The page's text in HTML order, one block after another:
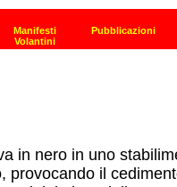
in nero in uno
provocando il